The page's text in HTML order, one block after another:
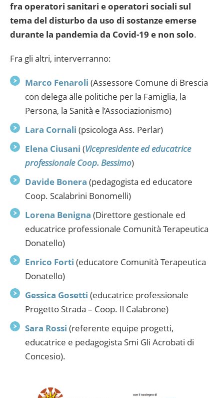
fra operatori sanitari e operatori sociali sul
tema del disturbo da uso di sostanze emerse
durante la pandemia da Covid-19 e non solo.
Fra gli altri, interverranno:
Marco Fenaroli (Assessore Comune di Brescia
con delega alle politiche per la Famiglia, la
Persona, la Sanità e l’Associazionismo)
Lara Cornali (psicologa Ass. Perlar)
Elena Ciusani (Vicepresidente ed educatrice
professionale Coop. Bessimo)
Davide Bonera (pedagogista ed educatore
Coop. Scalabrini Bonomelli)
Lorena Benigna (Direttore gestionale ed
educatrice professionale Comunità Terapeutica
Donatello)
Enrico Forti (educatore Comunità Terapeutica
Donatello)
Gessica Gosetti (educatrice professionale
Progetto Strada – Coop. Il Calabrone)
Sara Rossi (referente equipe progetti,
educatrice e pedagogista Smi Gli Acrobati di
Concesio).